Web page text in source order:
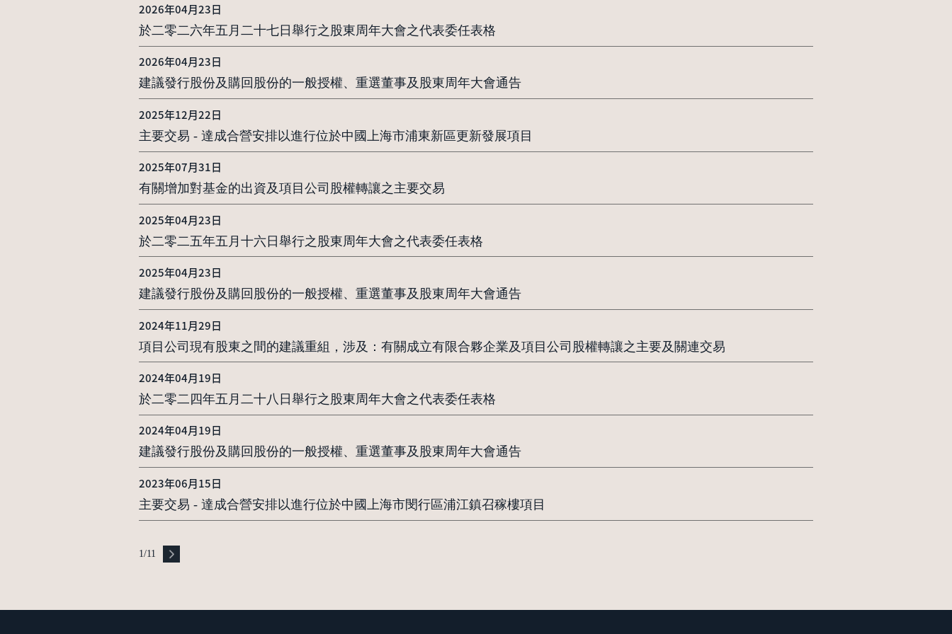
2026年04月23日
於二零二六年五月二十七日舉行之股東周年大會之代表委任表格
2026年04月23日
建議發行股份及購回股份的一般授權、重選董事及股東周年大會通告
2025年12月22日
主要交易 - 達成合營安排以進行位於中國上海市浦東新區更新發展項目
2025年07月31日
有關增加對基金的出資及項目公司股權轉讓之主要交易
2025年04月23日
於二零二五年五月十六日舉行之股東周年大會之代表委任表格
2025年04月23日
建議發行股份及購回股份的一般授權、重選董事及股東周年大會通告
2024年11月29日
項目公司現有股東之間的建議重組，涉及：有關成立有限合夥企業及項目公司股權轉讓之主要及關連交易
2024年04月19日
於二零二四年五月二十八日舉行之股東周年大會之代表委任表格
2024年04月19日
建議發行股份及購回股份的一般授權、重選董事及股東周年大會通告
2023年06月15日
主要交易 - 達成合營安排以進行位於中國上海市閔行區浦江鎮召稼樓項目
1/11